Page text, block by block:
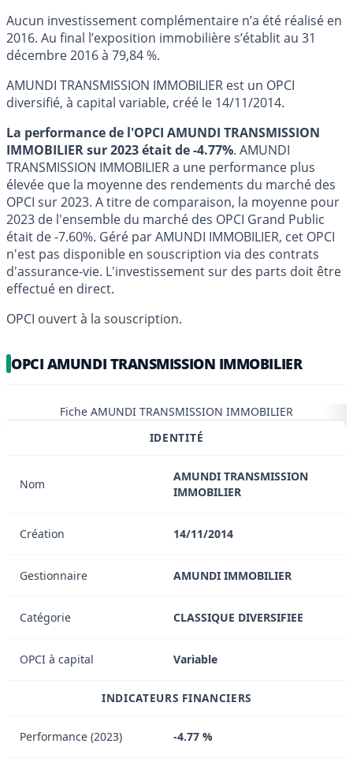
Aucun investissement complémentaire n’a été réalisé en
2016. Au final l’exposition immobilière s’établit au 31
décembre 2016 à 79,84 %.
AMUNDI TRANSMISSION IMMOBILIER est un OPCI
diversifié, à capital variable, créé le 14/11/2014.
La performance de l'OPCI AMUNDI TRANSMISSION
IMMOBILIER sur 2023 était de -4.77%. AMUNDI
TRANSMISSION IMMOBILIER a une performance plus
élevée que la moyenne des rendements du marché des
OPCI sur 2023. A titre de comparaison, la moyenne pour
2023 de l'ensemble du marché des OPCI Grand Public
était de -7.60%. Géré par AMUNDI IMMOBILIER, cet OPCI
n'est pas disponible en souscription via des contrats
d'assurance-vie. L'investissement sur des parts doit être
effectué en direct.
OPCI ouvert à la souscription.
OPCI AMUNDI TRANSMISSION IMMOBILIER
Fiche AMUNDI TRANSMISSION IMMOBILIER
IDENTITÉ
Nom
AMUNDI TRANSMISSION
IMMOBILIER
Création 14/11/2014
Gestionnaire AMUNDI IMMOBILIER
Catégorie CLASSIQUE DIVERSIFIEE
OPCI à capital Variable
INDICATEURS FINANCIERS
Performance (2023) -4.77 %